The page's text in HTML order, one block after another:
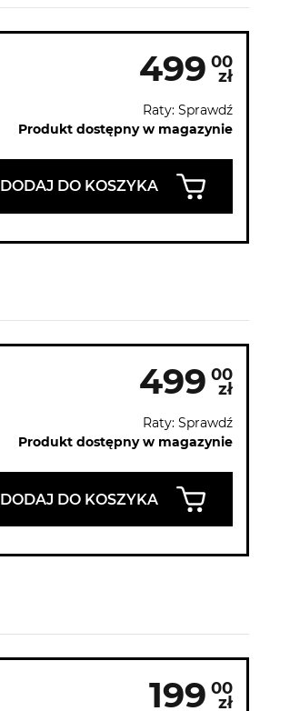
499 00
zł
Raty: Sprawdź
Produkt dostępny w magazynie
DODAJ DO KOSZYKA
499 00
zł
Raty: Sprawdź
Produkt dostępny w magazynie
DODAJ DO KOSZYKA
199 00
zł